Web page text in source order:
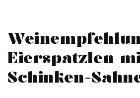
Eierspatzlen
Schinken-